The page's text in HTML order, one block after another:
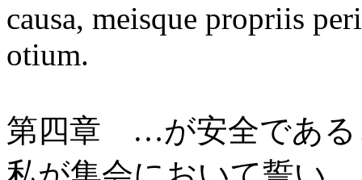
causa, meisque propriis
otium.
第四章 …が安全である